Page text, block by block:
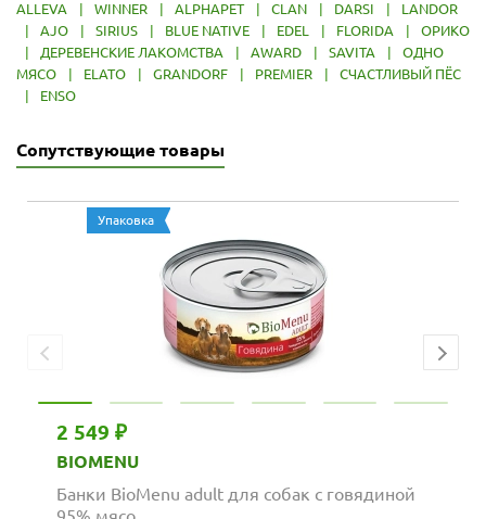
ALLEVA
WINNER ALPHAPET CLAN DARSI
LANDOR
AJO SIRIUS BLUE NATIVE EDEL FLORIDA
ОРИКО
ДЕРЕВЕНСКИЕ ЛАКОМСТВА AWARD SAVITA
ОДНО
МЯСО
ELATO GRANDORF PREMIER
СЧАСТЛИВЫЙ ПЁС
ENSO
Сопутствующие товары
Упаковка
2 549 ₽
BIOMENU
Банки BioMenu adult для собак с говядиной